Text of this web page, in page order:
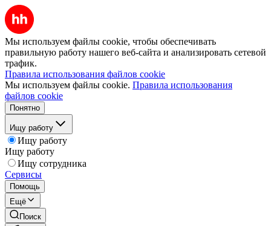
Мы используем файлы cookie, чтобы обеспечивать
правильную работу нашего веб-сайта и анализировать сетевой
трафик.
Правила использования файлов cookie
Мы используем файлы cookie. Правила использования
файлов cookie
Понятно
Ищу работу
Ищу работу
Ищу работу
Ищу сотрудника
Сервисы
Помощь
Ещё
Поиск